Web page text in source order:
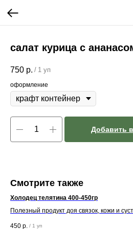
салат курица с
750 р. / 1 уп
оформление
Добавить
Смотрите также
Холодец телятина 400-450гр
Полезный продукт доя связок, кожи и
450 р. / 1 уп